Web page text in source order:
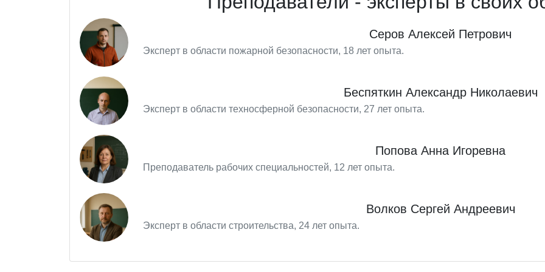
Серов Алексей Петрович
Эксперт в области пожарной безопасности, 18 лет опыта.
Беспяткин Александр Николаевич
Эксперт в области техносферной безопасности, 27 лет опыта.
Попова Анна Игоревна
Преподаватель рабочих специальностей, 12 лет опыта.
Волков Сергей Андреевич
Эксперт в области строительства, 24 лет опыта.